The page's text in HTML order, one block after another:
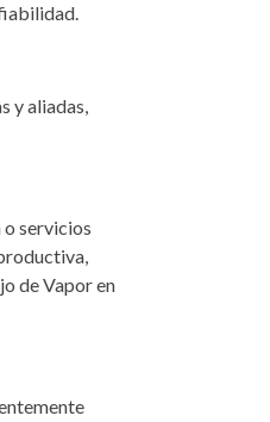
y aliadas,
o servicios
de Vapor en